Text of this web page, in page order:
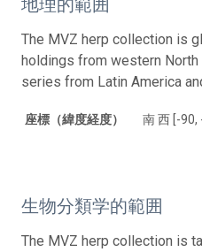
地理的範囲
The MVZ herp collection is
holdings from western North
series from Latin America
座標（緯度経度） 南 西 [-90,
生物分類学的範囲
The MVZ herp collection is